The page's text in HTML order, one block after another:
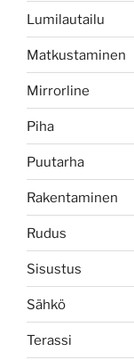
Lumilautailu
Matkustaminen
Mirrorline
Piha
Puutarha
Rakentaminen
Rudus
Sisustus
Sähkö
Terassi